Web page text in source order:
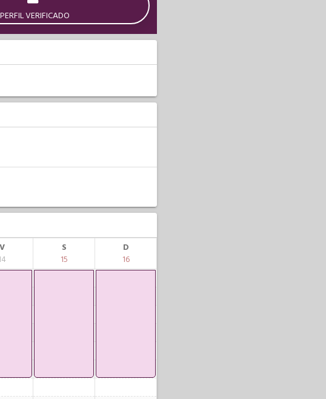
PERFIL VERIFICADO
V
S
15
D
16